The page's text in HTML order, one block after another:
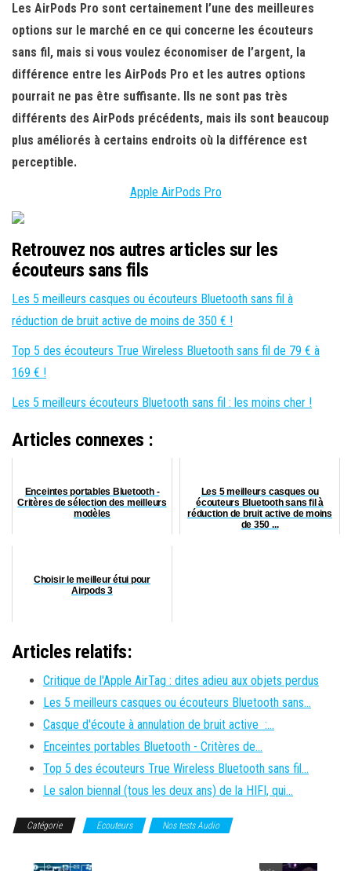
Les AirPods Pro sont certainement l’une des meilleures
options sur le marché en ce qui concerne les écouteurs
sans fil, mais si vous voulez économiser de l’argent, la
différence entre les AirPods Pro et les autres options
pourrait ne pas être suffisante. Ils ne sont pas très
différents des AirPods précédents, mais ils sont beaucoup
plus améliorés à certains endroits où la différence est
perceptible.
Apple AirPods Pro
Retrouvez nos autres articles sur les
écouteurs sans fils
Les 5 meilleurs casques ou écouteurs Bluetooth sans fil à
réduction de bruit active de moins de 350 € !
Top 5 des écouteurs True Wireless Bluetooth sans fil de 79 € à
169 € !
Les 5 meilleurs écouteurs Bluetooth sans fil : les moins cher !
Articles connexes :
Enceintes portables Bluetooth -
Critères de sélection des meilleurs
modèles
Les 5 meilleurs casques ou
écouteurs Bluetooth sans fil à
réduction de bruit active de moins
de 350 ...
Choisir le meilleur étui pour
Airpods 3
Articles relatifs:
Critique de l'Apple AirTag : dites adieu aux objets perdus
Les 5 meilleurs casques ou écouteurs Bluetooth sans…
Casque d'écoute à annulation de bruit active :…
Enceintes portables Bluetooth - Critères de…
Top 5 des écouteurs True Wireless Bluetooth sans fil…
Le salon biennal (tous les deux ans) de la HIFI, qui…
Catégorie Ecouteurs Nos tests Audio